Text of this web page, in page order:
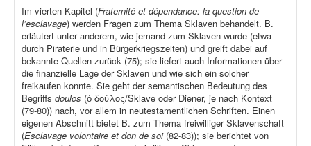
Im vierten Kapitel (Fraternité et dépendance: la question de
l’esclavage) werden Fragen zum Thema Sklaven behandelt. B.
erläutert unter anderem, wie jemand zum Sklaven wurde (etwa
durch Piraterie und in Bürgerkriegszeiten) und greift dabei auf
bekannte Quellen zurück (75); sie liefert auch Informationen über
die finanzielle Lage der Sklaven und wie sich ein solcher
freikaufen konnte. Sie geht der semantischen Bedeutung des
Begriffs doulos (ὁ δούλος/Sklave oder Diener, je nach Kontext
(79-80)) nach, vor allem in neutestamentlichen Schriften. Einen
eigenen Abschnitt bietet B. zum Thema freiwilliger Sklavenschaft
(Esclavage volontaire et don de soi(82-83)); sie berichtet von